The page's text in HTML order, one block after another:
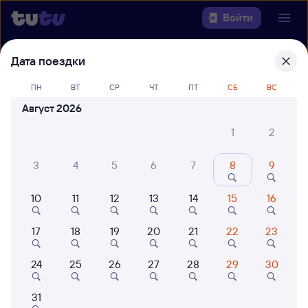
Войти
Выберите день, чтобы найти
билеты Куйтун — Слюдянка-1
22 года работаем для вас
Куда
Когда
Кто едет
Найти поезда
Дата поездки
ПН ВТ СР ЧТ ПТ СБ ВС
Август 2026
1
2
3 4 5 6 7 8 9
10 11 12 13 14 15 16
17 18 19 20 21 22 23
24 25 26 27 28 29 30
31